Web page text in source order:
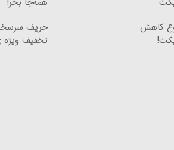
کاهش
حریف
تخفیف